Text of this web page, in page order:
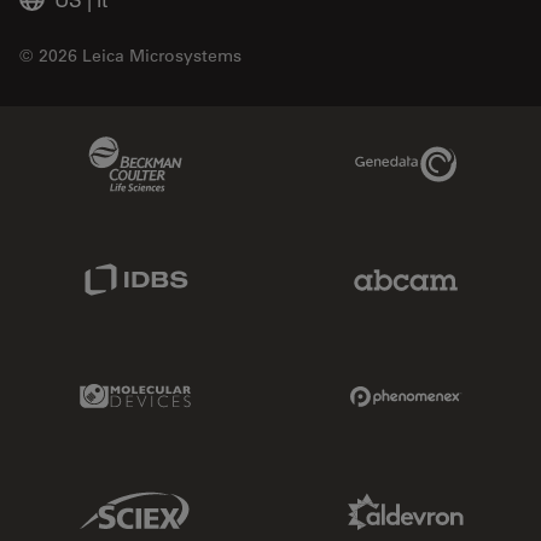
© 2026 Leica Microsystems
Genedata Link
Molecular Devices Link
Sciex Link